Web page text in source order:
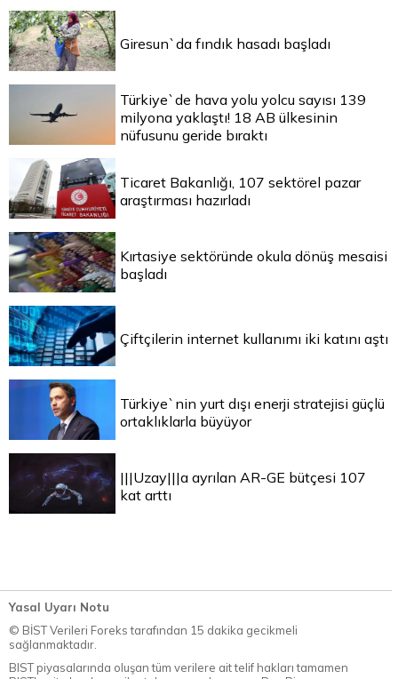
Giresun`da fındık hasadı başladı
Türkiye`de hava yolu yolcu sayısı 139
milyona yaklaştı! 18 AB ülkesinin
nüfusunu geride bıraktı
Ticaret Bakanlığı, 107 sektörel pazar
araştırması hazırladı
Kırtasiye sektöründe okula dönüş mesaisi
başladı
Çiftçilerin internet kullanımı iki katını aştı
Türkiye`nin yurt dışı enerji stratejisi güçlü
ortaklıklarla büyüyor
|||Uzay|||a ayrılan AR-GE bütçesi 107
kat arttı
Yasal Uyarı Notu
© BİST Verileri Foreks tarafından 15 dakika gecikmeli
sağlanmaktadır.
BIST piyasalarında oluşan tüm verilere ait telif hakları tamamen